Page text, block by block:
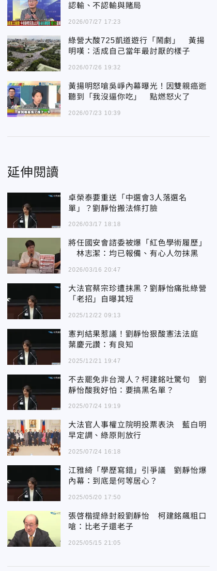
認輸、不認輸與賭局
2026/07/27 17:23
綠營大酸725凱道遊行「鬧劇」 黃揚
明嘆：活成自己當年最討厭的樣子
2026/07/26 19:32
黃揚明怒嗆吳崢內幕曝光！因雙親癌逝
聽到「我沒逼你吃」 點燃怒火了
2026/07/23 10:39
延伸閱讀
卓榮泰要重送「中選會3人落選名
單」？劉靜怡搬法條打臉
2026/03/17 18:18
將任國安會諮委被爆「紅色學術履歷」
林志潔：均已報備、有心人勿抹黑
2026/03/16 20:47
大法官蔡宗珍遭抹黑？劉靜怡痛批綠營
「老招」自曝其短
2025/12/22 09:13
憲判結果惹議！劉靜怡狠酸憲法法庭
葉慶元讚：有良知
2025/12/21 19:47
不去罷免非台灣人？柯建銘吐驚句 劉
靜怡酸我好怕：要搞黑名單？
2025/07/24 19:19
大法官人事權立院明投票表決 藍白明
早定調、綠原則放行
2025/07/24 16:18
江雅綺「學歷寫錯」引爭議 劉靜怡爆
內幕：到底是何等居心？
2025/05/20 17:50
張啓楷提綠封殺劉靜怡 柯建銘飆粗口
嗆：比老子還老子
2025/05/15 21:05